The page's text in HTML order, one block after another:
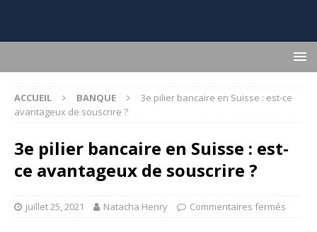
ACCUEIL BANQUE
3e pilier bancaire en Suisse : est-ce
avantageux de souscrire ?
3e pilier bancaire en Suisse : est-
ce avantageux de souscrire ?
juillet 25, 2021 Natacha Henry Commentaires fermés